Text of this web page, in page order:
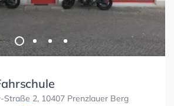
2, 10407 Prenzlauer Berg